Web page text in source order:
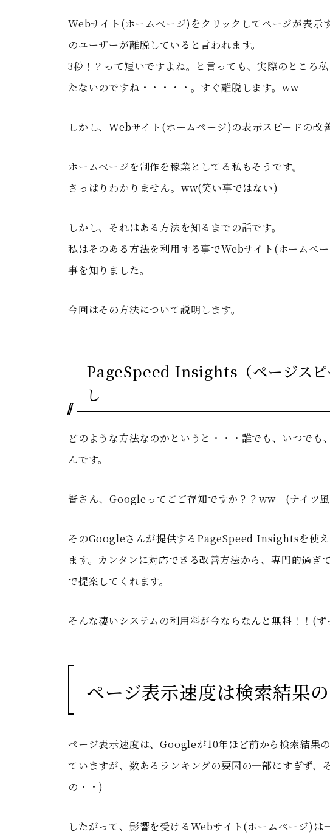
Webサイト(ホームぺージ)をクリックしてページが表示
のユーザーが離脱していると言われます。
3秒！？って短いですよね。と言っても、実際のところ
たないのですね・・・・・。すぐ離脱します。ww
しかし、Webサイト(ホームぺージ)の表示スピードの改
ホームぺージを制作を稼業としてる私もそうです。
さっぱりわかりません。ww(笑い事ではない)
しかし、それはある方法を知るまでの話です。
私はそのある方法を利用する事でWebサイト(ホームぺ
事を知りました。
今回はその方法について説明します。
PageSpeed Insights（ページスピ
し
どのような方法なのかというと・・・誰でも、いつで
んです。
皆さん、Googleってごご存知ですか？？ww (ナイツ
そのGoogleさんが提供する PageSpeed Insightsを使
ます。カンタンに対応できる改善方法から、専門的過ぎ
で提案してくれます。
そんな凄いシステムの利用料が今ならなんと無料！！(
ページ表示速度は検索結果
ページ表示速度は、Googleが10年ほど前から検索結果
ていますが、数あるランキングの要因の一部にすぎず、
の・・)
したがって、影響を受けるWebサイト(ホームぺージ)